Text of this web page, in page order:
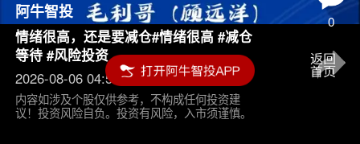
0
阿牛智投
情绪很高，还是要减仓#情绪很高 #减仓
等待 #风险投资
2026-08-06 04:55
内容如涉及个股仅供参考，不构成任何投资建
议！投资风险自负。投资有风险，入市须谨慎。